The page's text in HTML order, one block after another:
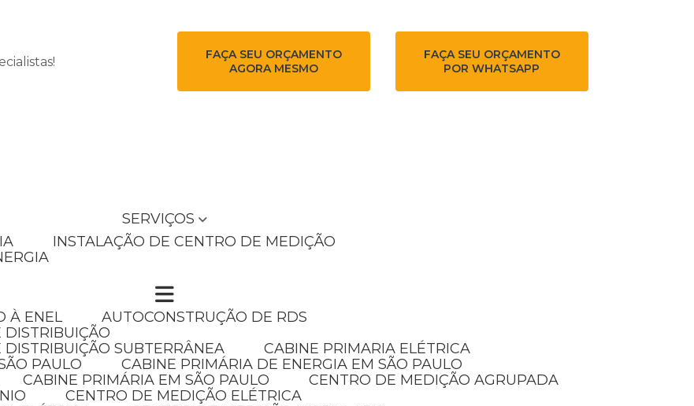
FAÇA SEU ORÇAMENTO
AGORA MESMO
FAÇA SEU ORÇAMENTO
POR WHATSAPP
SERVIÇOS
INSTALAÇÃO DE CENTRO DE MEDIÇÃO
À ENEL
AUTOCONSTRUÇÃO DE RDS
DISTRIBUIÇÃO
DISTRIBUIÇÃO SUBTERRÂNEA
CABINE PRIMARIA ELÉTRICA
PAULO
CABINE PRIMÁRIA DE ENERGIA EM SÃO PAULO
CABINE PRIMÁRIA EM SÃO PAULO
CENTRO DE MEDIÇÃO AGRUPADA
CENTRO DE MEDIÇÃO ELÉTRICA